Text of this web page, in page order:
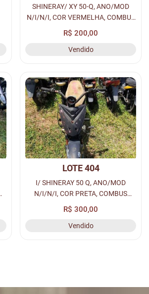
SHINERAY/ XY 50-Q, ANO/MOD
N/I/N/I, COR VERMELHA, COMBUS
GASOLINA, PLACA N/I - N/I,
RENAVAM N/I, CHASSI N/I, Nº
MOTOR N/I, LOC. PÁTIO MACEIÓ...
R$ 200,00
Vendido
LOTE 404
I/ SHINERAY 50 Q, ANO/MOD
N/I/N/I, COR PRETA, COMBUS
GASOLINA, PLACA N/I - N/I,
RENAVAM N/I, CHASSI N/I, Nº
MOTOR N/I, LOC. PÁTIO MACEIÓ
R$ 300,00
Vendido